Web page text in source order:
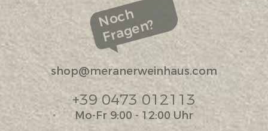
Noch
Fragen?
shop@meranerweinhaus.com
+39 0473 012113
Mo-Fr 9:00 - 12:00 Uhr